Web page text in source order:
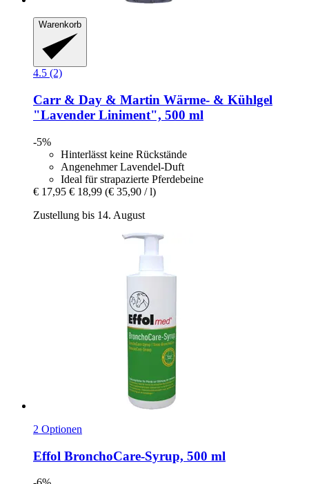
Warenkorb
4.5 (2)
Carr & Day & Martin Wärme-​ & Kühlgel
"Lavender Liniment", 500 ml
-5%
Hinterlässt keine Rückstände
Angenehmer Lavendel-Duft
Ideal für strapazierte Pferdebeine
€ 17,95 € 18,99 (€ 35,90 / l)
Zustellung bis 14. August
2 Optionen
Effol BronchoCare-​Syrup, 500 ml